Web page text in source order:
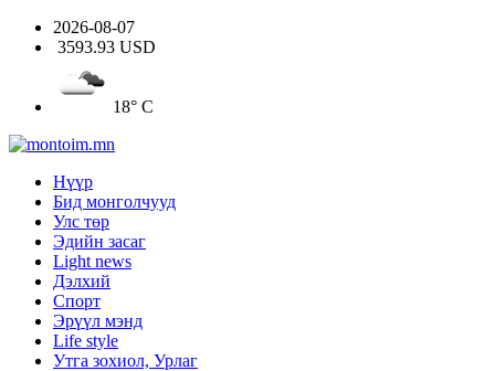
2026-08-07
3593.93 USD
18° C
Нүүр
Бид монголчууд
Улс төр
Эдийн засаг
Light news
Дэлхий
Спорт
Эрүүл мэнд
Life style
Утга зохиол, Урлаг